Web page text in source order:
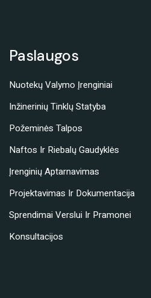
Paslaugos
Nuotekų Valymo Įrenginiai
Inžinerinių Tinklų Statyba
Požeminės Talpos
Naftos Ir Riebalų Gaudyklės
Įrenginių Aptarnavimas
Projektavimas Ir Dokumentacija
Sprendimai Verslui Ir Pramonei
Konsultacijos